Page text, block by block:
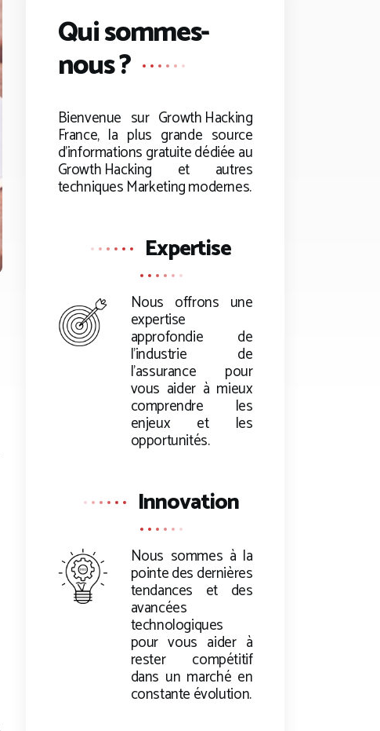
Qui sommes-
nous ?
Bienvenue sur Growth Hacking
France, la plus grande source
d’informations gratuite dédiée au
Growth Hacking et autres
techniques Marketing modernes.
Expertise
Nous offrons une
expertise
approfondie de
l’industrie de
l’assurance pour
vous aider à mieux
comprendre les
enjeux et les
opportunités.
Innovation
Nous sommes à la
pointe des dernières
tendances et des
avancées
technologiques
pour vous aider à
rester compétitif
dans un marché en
constante évolution.